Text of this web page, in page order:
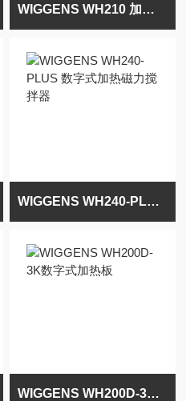
WIGGENS WH210 加热磁力搅拌器
WIGGENS WH240-PLUS 数字式加热磁力搅拌器
WIGGENS WH200D-3K数字式加热板